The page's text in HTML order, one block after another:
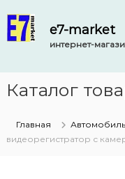
e7-market
интернет-
Каталог
Главная
видеорегистратор с